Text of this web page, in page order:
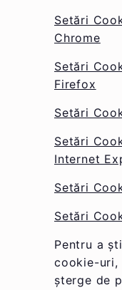
Setări
Chrome
Setări
Firefox
Setări
Setări
Internet
Setări
Setări
Pentru a
cookie-uri,
șterge de